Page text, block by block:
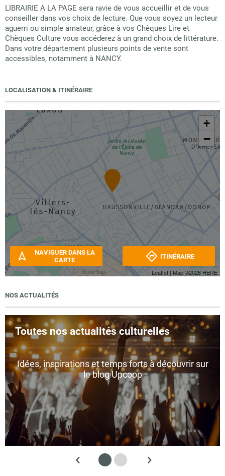
LIBRAIRIE A LA PAGE sera ravie de vous accueillir et de vous
conseiller dans vos choix de lecture. Que vous soyez un lecteur
aguerri ou simple amateur, grâce à vos Chèques Lire et
Chèques Culture vous accéderez à un grand choix de littérature.
Dans votre département plusieurs points de vente sont
accessibles, notamment à NANCY.
LOCALISATION & ITINÉRAIRE
+
−
Leaflet | Map ©2026 HERE
NAVIGUER DANS LA
CARTE
ITINÉRAIRE
NOS ACTUALITÉS
Toutes nos actualités culturelles
Idées, inspirations et temps forts à découvrir sur
le blog Upcoop